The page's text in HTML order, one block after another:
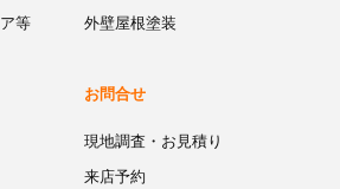
外壁屋根塗装
等
お問合せ
現地調査・お見積り
来店予約